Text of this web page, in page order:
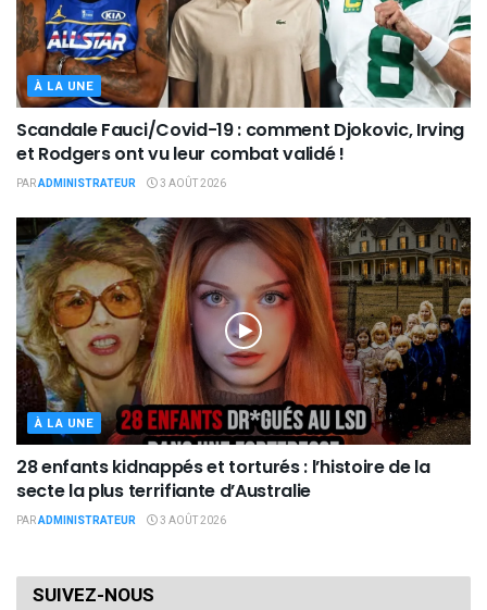
À LA UNE
Scandale Fauci/Covid-19 : comment Djokovic, Irving
et Rodgers ont vu leur combat validé !
PARADMINISTRATEUR 3 AOÛT 2026
À LA UNE
28 enfants kidnappés et torturés : l’histoire de la
secte la plus terrifiante d’Australie
PARADMINISTRATEUR 3 AOÛT 2026
SUIVEZ-NOUS